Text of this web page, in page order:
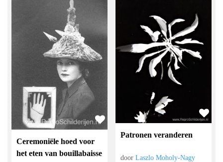
Ceremoniële hoed voor
het eten van bouillabaisse
Patronen veranderen
doorLaszlo Moholy-Nagy